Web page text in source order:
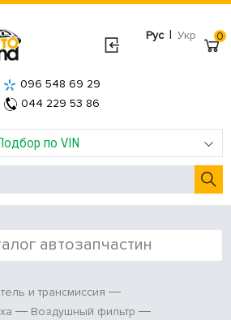
Рус | Укр
по VIN
096 548 69 29
044 229 53 86
0
автозапчастин
и трансмиссия
Воздушный фильтр